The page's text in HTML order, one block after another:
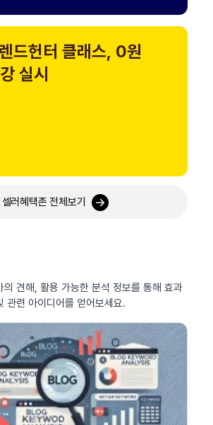
드헌터 클래스, 0원
실시
셀러혜택존 전체보기
의 견해, 활용 가능한 분석 정보를 통해 효과
관련 아이디어를 얻어보세요.